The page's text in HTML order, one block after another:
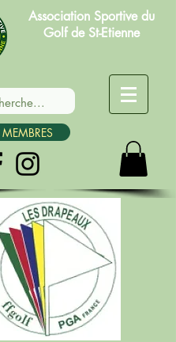
Association Sportive du
Golf de St-Etienne
MEMBRES